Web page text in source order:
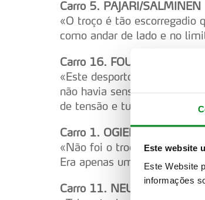
Este website
Este Website
informações
Carro 5. PAJARI/SALMINEN
«O troço é tão escorregadio
como andar de lado e no
Carro 16. FOURMAUX/CORIA
«Este desporto pode ser
não havia sensibilidade com
de tensão e tudo pode
Carro 1. OGIER/LANDAIS
«Não foi o troço mais
Era apenas uma questão de
Carro 11. NEUVILLE/